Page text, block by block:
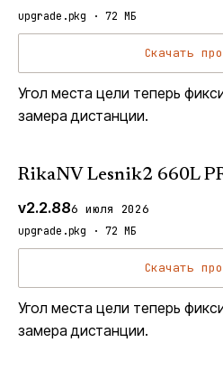
upgrade.pkg · 72 МБ
Скачать
Угол места цели теперь
замера дистанции.
RikaNV Lesnik2 660L
v2.2.886 июля 2026
upgrade.pkg · 72 МБ
Скачать
Угол места цели теперь
замера дистанции.